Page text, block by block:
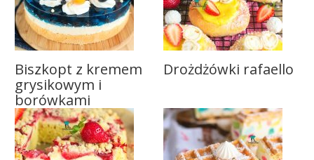
Biszkopt z kremem
grysikowym i
borówkami
Drożdżówki rafaello